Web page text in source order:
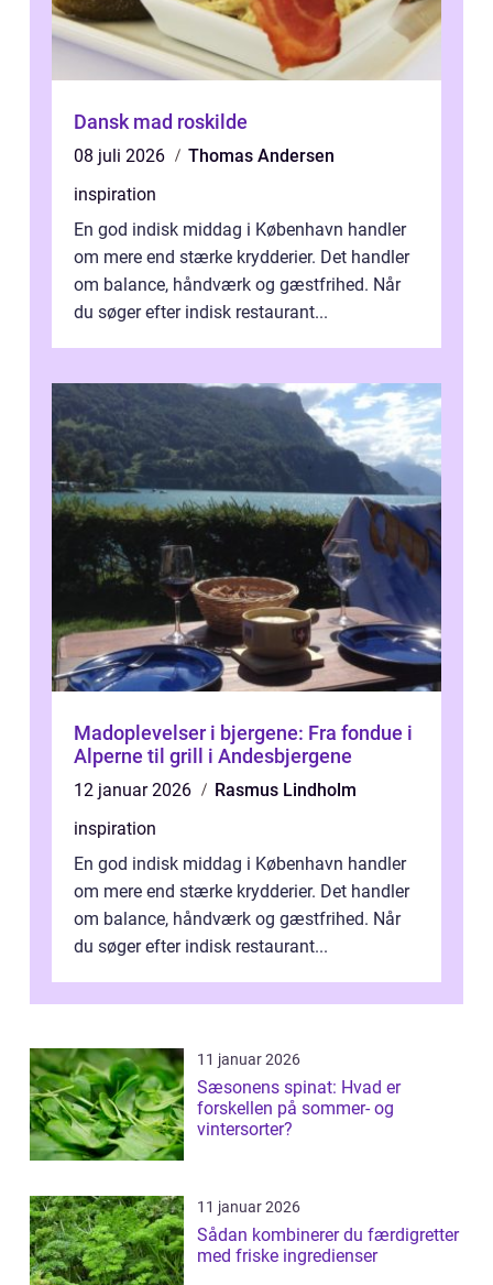
Dansk mad roskilde
08 juli 2026
Thomas Andersen
inspiration
En god indisk middag i København handler
om mere end stærke krydderier. Det handler
om balance, håndværk og gæstfrihed. Når
du søger efter indisk restaurant...
Madoplevelser i bjergene: Fra fondue i
Alperne til grill i Andesbjergene
12 januar 2026
Rasmus Lindholm
inspiration
En god indisk middag i København handler
om mere end stærke krydderier. Det handler
om balance, håndværk og gæstfrihed. Når
du søger efter indisk restaurant...
11 januar 2026
Sæsonens spinat: Hvad er
forskellen på sommer- og
vintersorter?
11 januar 2026
Sådan kombinerer du færdigretter
med friske ingredienser